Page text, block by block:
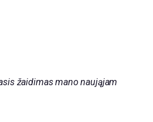
žaidimas mano naująjam